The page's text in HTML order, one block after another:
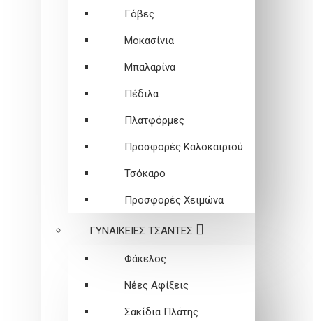
Γόβες
Μοκασίνια
Μπαλαρίνα
Πέδιλα
Πλατφόρμες
Προσφορές Καλοκαιριού
Τσόκαρο
Προσφορές Χειμώνα
ΓΥΝΑΙΚΕΙEΣ ΤΣΑΝΤΕΣ
Φάκελος
Νέες Αφίξεις
Σακίδια Πλάτης